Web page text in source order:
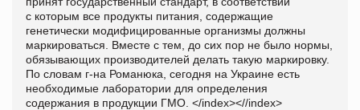
с которым все продукты питания, содержащие
генетически модифицированные организмы должны
маркироваться. Вместе с тем, до сих пор не было нормы,
обязывающих производителей делать такую маркировку.
По словам г-на Романюка, сегодня на Украине есть
необходимые лаборатории для определения
содержания в продукции ГМО. </index><//index>